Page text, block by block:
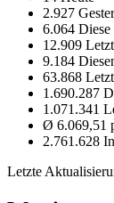
2.927
6.064 Diese
12.909
9.184
63.868
1.690.287
1.071.341
Ø 6.069,51
2.761.628
Letzte